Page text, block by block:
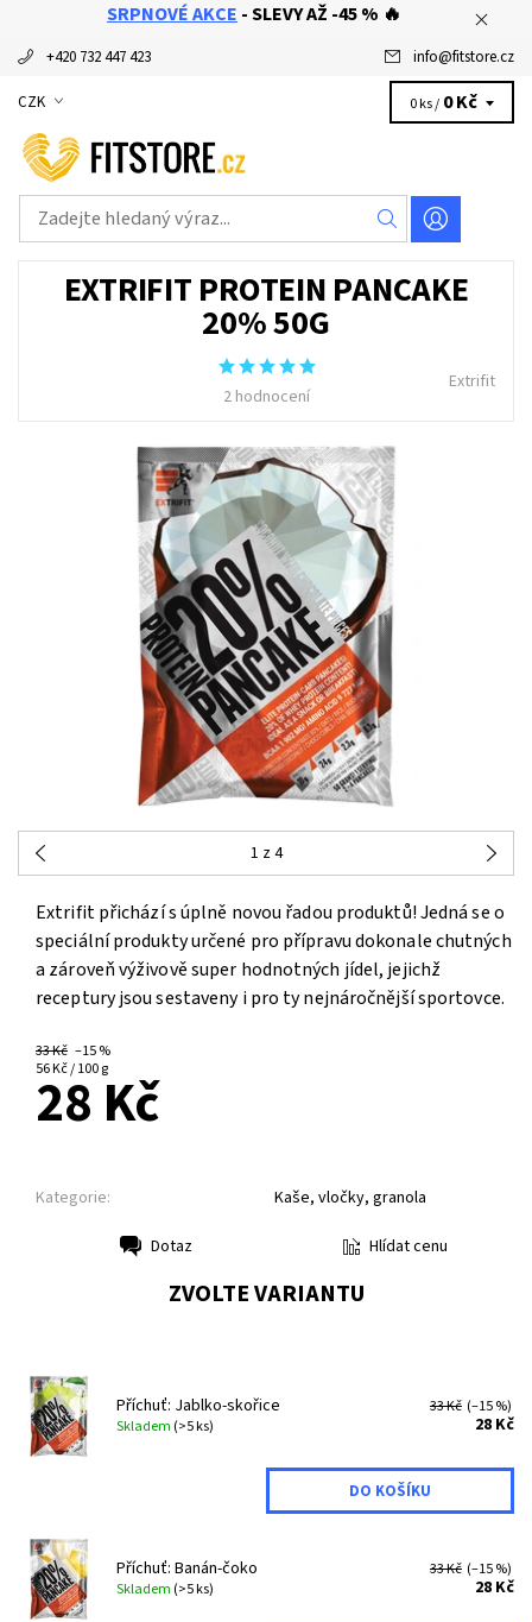
SRPNOVÉ AKCE - SLEVY AŽ -45 % 🔥
+420 732 447 423 info@fitstore.cz
CZK 0 ks / 0 Kč
EXTRIFIT PROTEIN PANCAKE
20% 50G
2 hodnocení
Extrifit
1 z 4
Extrifit přichází s úplně novou řadou produktů! Jedná se o
speciální produkty určené pro přípravu dokonale chutných
a zároveň výživově super hodnotných jídel, jejichž
receptury jsou sestaveny i pro ty nejnáročnější sportovce.
33 Kč –15 %
56 Kč / 100 g
28 Kč
Kategorie: Kaše, vločky, granola
Dotaz Hlídat cenu
ZVOLTE VARIANTU
Příchuť: Jablko-skořice
Skladem (>5 ks)
33 Kč (–15 %)
28 Kč
Příchuť: Banán-čoko
Skladem (>5 ks)
33 Kč (–15 %)
28 Kč